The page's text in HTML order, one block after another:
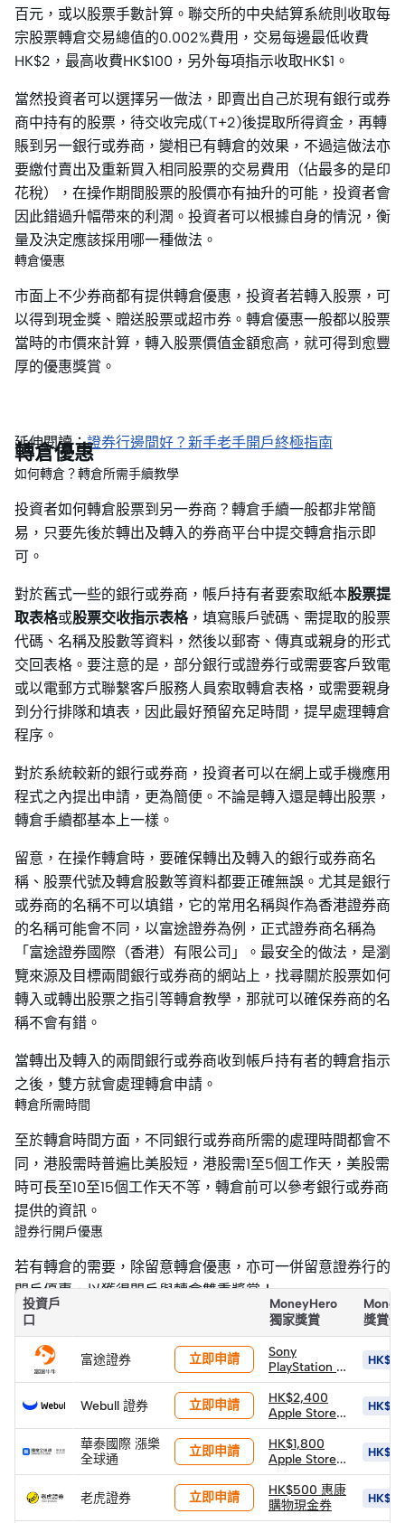
百元，或以股票手數計算。聯交所的中央結算系統則收取每
宗股票轉倉交易總值的0.002%費用，交易每邊最低收費
HK$2，最高收費HK$100，另外每項指示收取HK$1。
當然投資者可以選擇另一做法，即賣出自己於現有銀行或券
商中持有的股票，待交收完成(T+2)後提取所得資金，再轉
賬到另一銀行或券商，變相已有轉倉的效果，不過這做法亦
要繳付賣出及重新買入相同股票的交易費用（佔最多的是印
花稅），在操作期間股票的股價亦有抽升的可能，投資者會
因此錯過升幅帶來的利潤。投資者可以根據自身的情況，衡
量及決定應該採用哪一種做法。
轉倉優惠
市面上不少券商都有提供轉倉優惠，投資者若轉入股票，可
以得到現金獎、贈送股票或超市券。轉倉優惠一般都以股票
當時的市價來計算，轉入股票價值金額愈高，就可得到愈豐
厚的優惠獎賞。
延伸閱讀：證券行邊間好？新手老手開戶終極指南
轉倉優惠
如何轉倉？轉倉所需手續教學
投資者如何轉倉股票到另一券商？轉倉手續一般都非常簡
易，只要先後於轉出及轉入的券商平台中提交轉倉指示即
可。
對於舊式一些的銀行或券商，帳戶持有者要索取紙本股票提
取表格或股票交收指示表格，填寫賬戶號碼、需提取的股票
代碼、名稱及股數等資料，然後以郵寄、傳真或親身的形式
交回表格。要注意的是，部分銀行或證券行或需要客戶致電
或以電郵方式聯繫客戶服務人員索取轉倉表格，或需要親身
到分行排隊和填表，因此最好預留充足時間，提早處理轉倉
程序。
對於系統較新的銀行或券商，投資者可以在網上或手機應用
程式之內提出申請，更為簡便。不論是轉入還是轉出股票，
轉倉手續都基本上一樣。
留意，在操作轉倉時，要確保轉出及轉入的銀行或券商名
稱、股票代號及轉倉股數等資料都要正確無誤。尤其是銀行
或券商的名稱不可以填錯，它的常用名稱與作為香港證券商
的名稱可能會不同，以富途證券為例，正式證券商名稱為
「富途證券國際（香港）有限公司」。最安全的做法，是瀏
覽來源及目標兩間銀行或券商的網站上，找尋關於股票如何
轉入或轉出股票之指引等轉倉教學，那就可以確保券商的名
稱不會有錯。
當轉出及轉入的兩間銀行或券商收到帳戶持有者的轉倉指示
之後，雙方就會處理轉倉申請。
轉倉所需時間
至於轉倉時間方面，不同銀行或券商所需的處理時間都會不
同，港股需時普遍比美股短，港股需1至5個工作天，美股需
時可長至10至15個工作天不等，轉倉前可以參考銀行或券商
提供的資訊。
證券行開戶優惠
若有轉倉的需要，除留意轉倉優惠，亦可一併留意證券行的
開戶優惠，以獲得開戶與轉倉雙重獎賞！
投資戶
口
MoneyHero
獨家獎賞
獎賞價
富途證券 立即申請
Sony
PlayStation 5
PS5 Pro 遊戲
主機 (價值
HK$6,502)
(以換購價
HK$4,400換
領)
Webull 證券 立即申請
HK$2,400
Apple Store
禮品卡
華泰國際 漲樂
全球通
立即申請
HK$1,800
Apple Store
禮品卡 +
HK$600 股票
返現券 +
老虎證券 立即申請
HK$500 惠康
購物現金券